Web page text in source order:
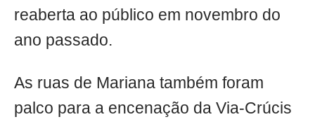
reaberta ao público em novembro do
ano passado.
As ruas de Mariana também foram
palco para a encenação da Via-Crúcis